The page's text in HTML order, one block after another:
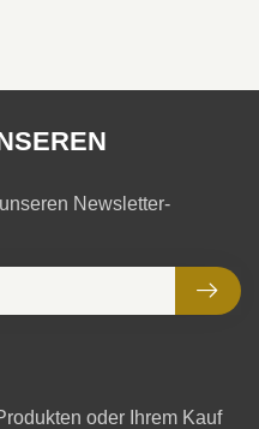
oder Ihrem Kauf
Newsletter-